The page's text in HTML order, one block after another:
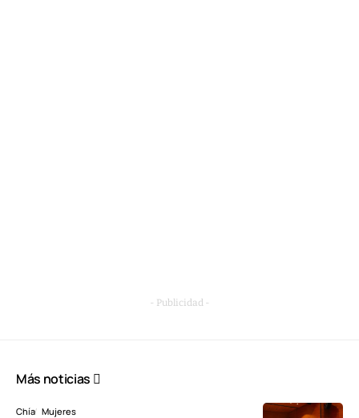
- Publicidad -
Más noticias
Chía Mujeres